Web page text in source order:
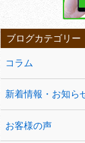
ブログカテゴリー
コラム
新着情報・お知ら
お客様の声